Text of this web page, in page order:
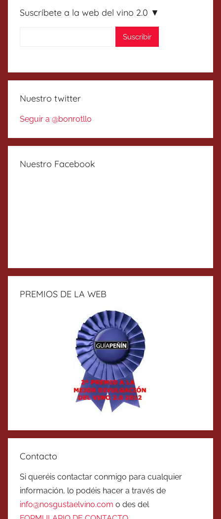
Suscríbete a la web del vino 2.0 ▼
Nuestro twitter
Seguir a @bonrotllo
Nuestro Facebook
PREMIOS DE LA WEB
Contacto
Si queréis contactar conmigo para cualquier
información, lo podéis hacer a través de
info@nosgustaelvino.com o des del